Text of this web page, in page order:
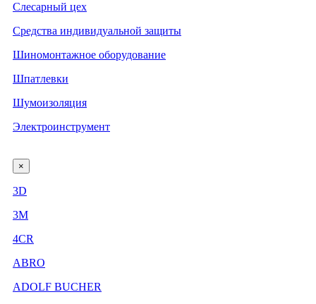
Слесарный цех
Средства индивидуальной защиты
Шиномонтажное оборудование
Шпатлевки
Шумоизоляция
Электроинструмент
×
3D
3М
4CR
ABRO
ADOLF BUCHER